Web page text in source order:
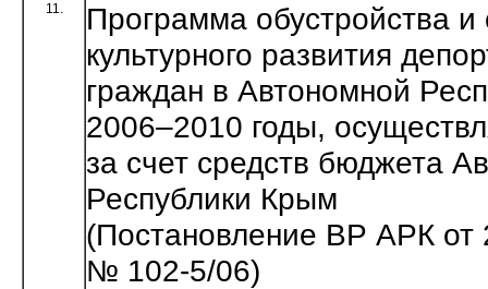
11.
Программа обустройства и
культурного развития
граждан в Автономной
2006–2010 годы,
за счет средств бюджета
Республики Крым
(Постановление ВР АРК от
№ 102-5/06)